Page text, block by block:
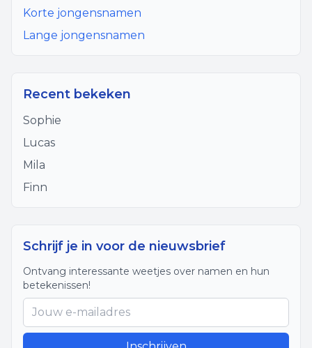
Korte jongensnamen
Lange jongensnamen
Recent bekeken
Sophie
Lucas
Mila
Finn
Schrijf je in voor de nieuwsbrief
Ontvang interessante weetjes over namen en hun
betekenissen!